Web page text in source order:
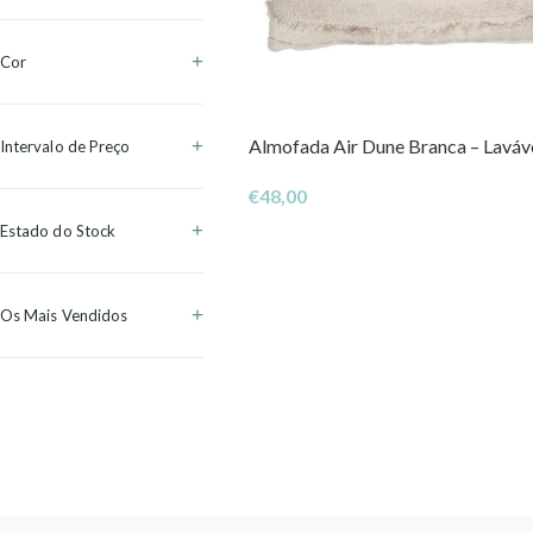
Cor
Intervalo de Preço
Estado do Stock
Os Mais Vendidos
Almofada Air Dune Branca –
€48,00